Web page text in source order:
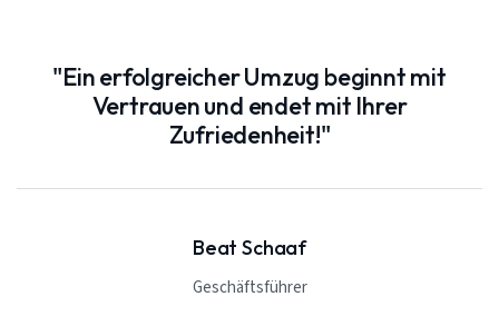
"Ein erfolgreicher Umzug beginnt mit
Vertrauen und endet mit Ihrer
Zufriedenheit!"
Beat Schaaf
Geschäftsführer